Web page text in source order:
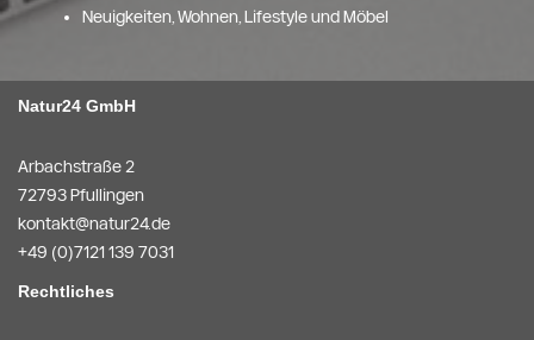
Neuigkeiten, Wohnen, Lifestyle und Möbel
Natur24 GmbH
Arbachstraße 2
72793 Pfullingen
kontakt@natur24.de
+49 (0)7121 139 7031
Rechtliches